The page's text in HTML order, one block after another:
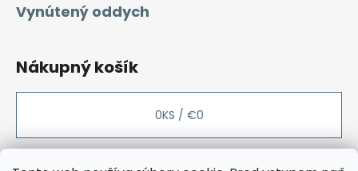
Vynútený oddych
Nákupný košík
0KS / €0